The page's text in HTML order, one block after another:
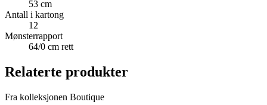
53 cm
Antall i kartong
12
Mønsterrapport
64/0 cm rett
Relaterte produkter
Fra kolleksjonen Boutique